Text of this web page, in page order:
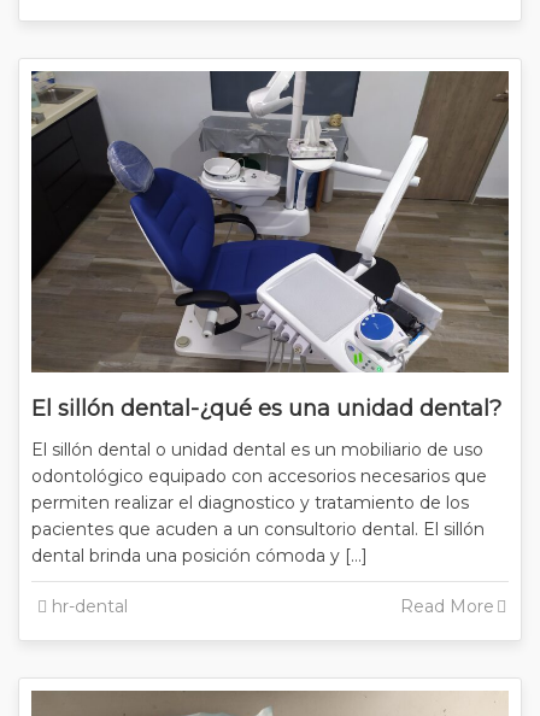
El sillón dental-¿qué es una unidad dental?
El sillón dental o unidad dental es un mobiliario de uso
odontológico equipado con accesorios necesarios que
permiten realizar el diagnostico y tratamiento de los
pacientes que acuden a un consultorio dental. El sillón
dental brinda una posición cómoda y […]
hr-dental Read More